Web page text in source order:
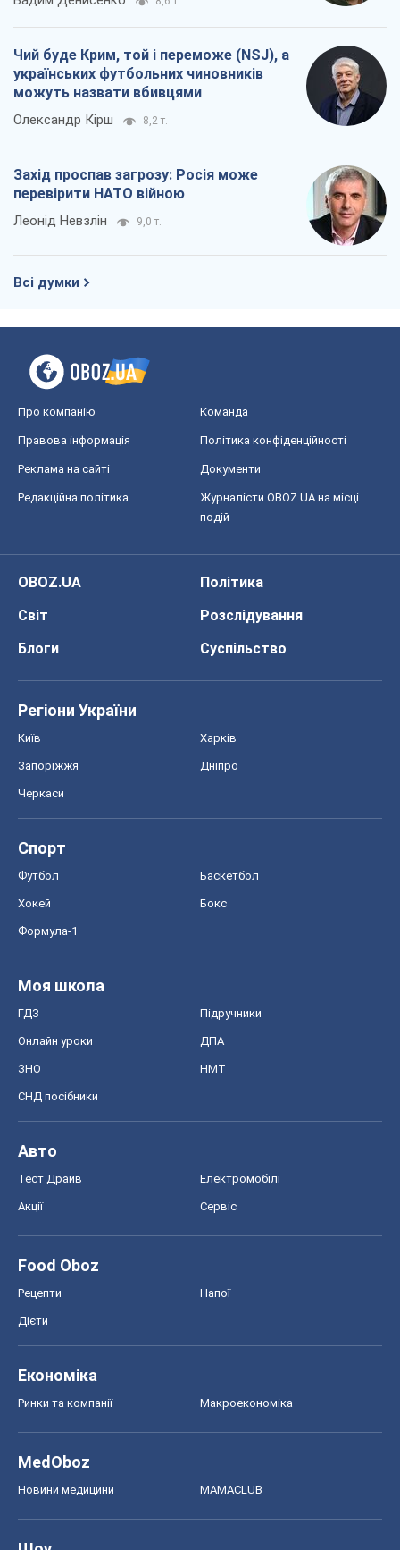
Чий буде Крим, той і переможе (NSJ), а
українських футбольних чиновників
можуть назвати вбивцями
Олександр Кірш 8,2 т.
Захід проспав загрозу: Росія може
перевірити НАТО війною
Леонід Невзлін 9,0 т.
Всі думки
Про компанію Команда
Правова інформація Політика конфіденційності
Реклама на сайті Документи
Редакційна політика
Журналісти OBOZ.UA на місці
подій
OBOZ.UA
Політика
Світ
Розслідування
Блоги
Суспільство
Регіони України
Київ Харків
Запоріжжя Дніпро
Черкаси
Спорт
Футбол Баскетбол
Хокей Бокс
Формула-1
Моя школа
ГДЗ Підручники
Онлайн уроки ДПА
ЗНО НМТ
СНД посібники
Авто
Тест Драйв Електромобілі
Акції Сервіс
Food Oboz
Рецепти Напої
Дієти
Економіка
Ринки та компанії Макроекономіка
MedOboz
Новини медицини MAMACLUB